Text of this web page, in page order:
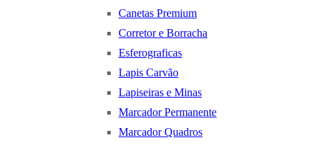
Canetas Premium
Corretor e Borracha
Esferograficas
Lapis Carvão
Lapiseiras e Minas
Marcador Permanente
Marcador Quadros